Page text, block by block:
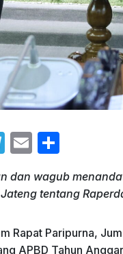
T
e
a
E
ai
l
ar
dan wagub
tentang
Rapat Paripurna,
APBD Tahun